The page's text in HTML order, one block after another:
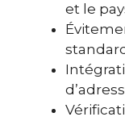
et le